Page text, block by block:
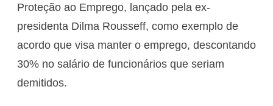
Proteção ao Emprego, lançado pela ex-
presidenta Dilma Rousseff, como exemplo de
acordo que visa manter o emprego, descontando
30% no salário de funcionários que seriam
demitidos.